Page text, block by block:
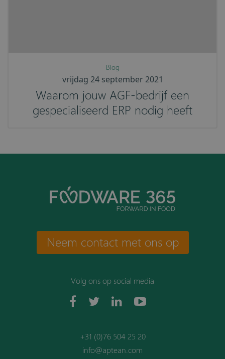
Blog
vrijdag 24 september 2021
Waarom jouw AGF-bedrijf een
gespecialiseerd ERP nodig heeft
Neem contact met ons op
Volg ons op social media
+31 (0)76 504 25 20
info@aptean.com